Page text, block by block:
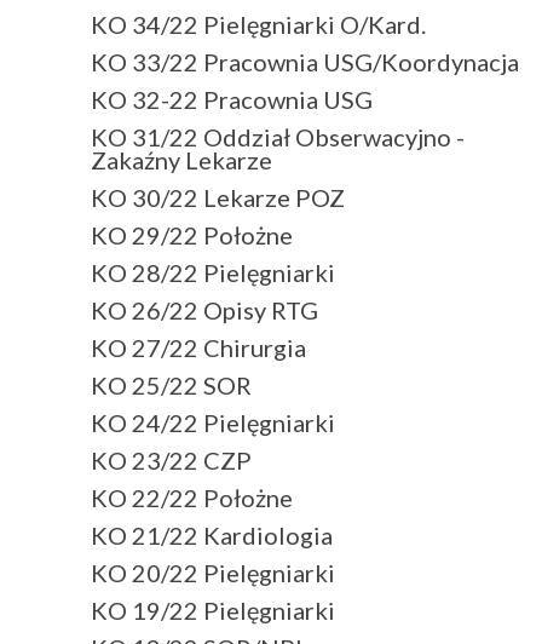
KO 34/22 Pielęgniarki O/Kard.
KO 33/22 Pracownia USG/Koordynacja
KO 32-22 Pracownia USG
KO 31/22 Oddział Obserwacyjno -
Zakaźny Lekarze
KO 30/22 Lekarze POZ
KO 29/22 Położne
KO 28/22 Pielęgniarki
KO 26/22 Opisy RTG
KO 27/22 Chirurgia
KO 25/22 SOR
KO 24/22 Pielęgniarki
KO 23/22 CZP
KO 22/22 Położne
KO 21/22 Kardiologia
KO 20/22 Pielęgniarki
KO 19/22 Pielęgniarki